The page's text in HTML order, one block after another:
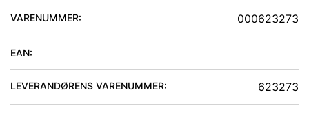
VARENUMMER: 000623273
EAN:
LEVERANDØRENS VARENUMMER: 623273